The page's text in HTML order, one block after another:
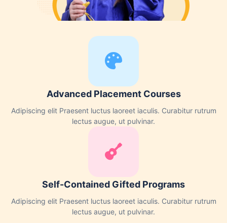
Advanced Placement Courses
Adipiscing elit Praesent luctus laoreet iaculis. Curabitur rutrum
lectus augue, ut pulvinar.
Self-Contained Gifted Programs
Adipiscing elit Praesent luctus laoreet iaculis. Curabitur rutrum
lectus augue, ut pulvinar.